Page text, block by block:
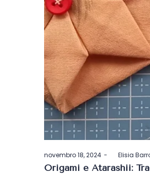
Postado
em
novembro 18, 2024 byElisia
Origami e Atarashii: